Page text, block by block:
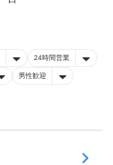
24時間営業
男性歓迎